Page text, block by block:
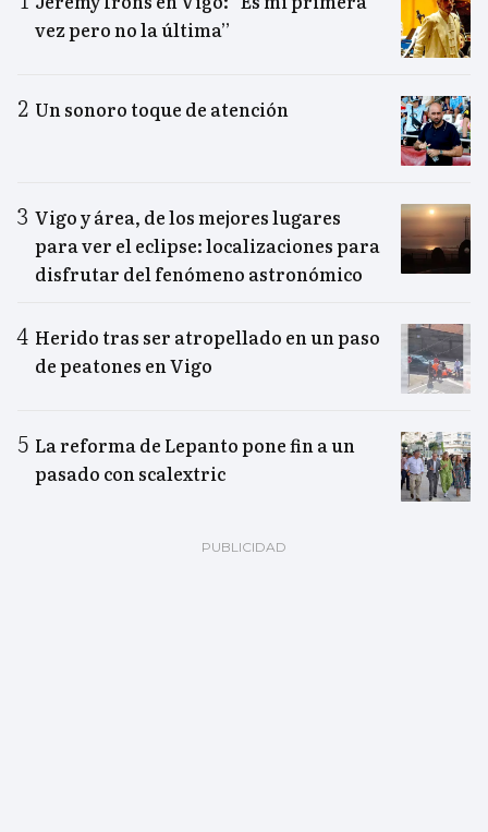
vez pero no la última”
Un sonoro toque de atención
Vigo y área, de los mejores lugares
para ver el eclipse: localizaciones para
disfrutar del fenómeno astronómico
Herido tras ser atropellado en un paso
de peatones en Vigo
La reforma de Lepanto pone fin a un
pasado con scalextric